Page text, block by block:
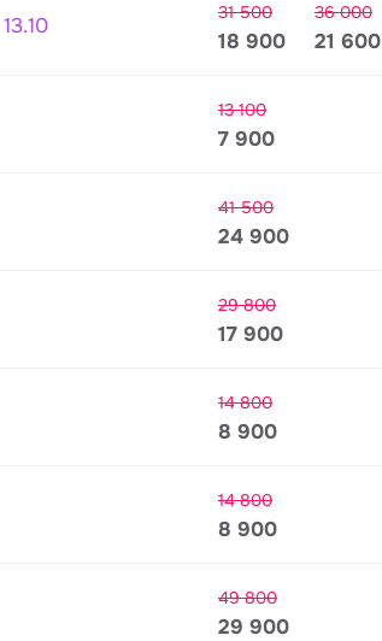
13.10
31 500
18 900
36 000
21 600
13 100
7 900
41 500
24 900
29 800
17 900
14 800
8 900
14 800
8 900
49 800
29 900